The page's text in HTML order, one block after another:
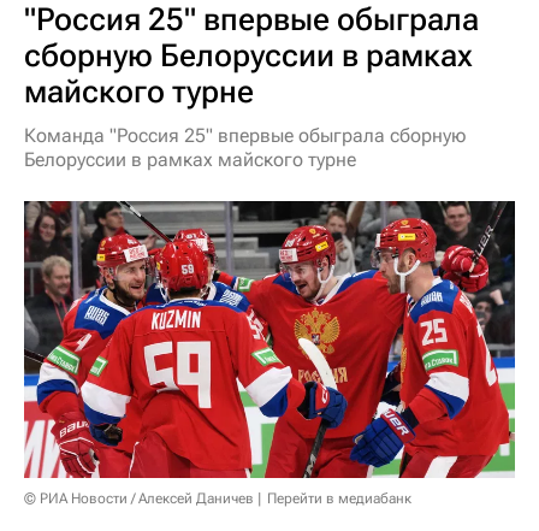
"Россия 25" впервые обыграла
сборную Белоруссии в рамках
майского турне
Команда "Россия 25" впервые обыграла сборную
Белоруссии в рамках майского турне
© РИА Новости / Алексей Даничев Перейти в медиабанк